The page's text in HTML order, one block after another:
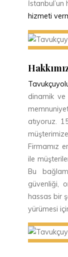
İstanbul’un
hizmeti
dinamik ve
atıyoruz.
Firmamız
ile
Bu
güvenliği,
hassas bir
yürümesi